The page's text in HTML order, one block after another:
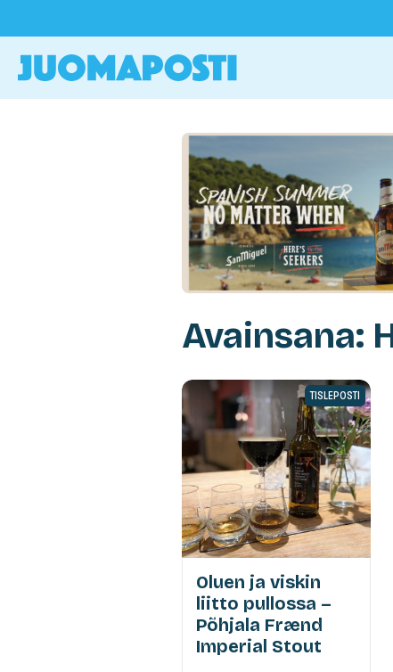
Avainsana:
TISLEPOSTI
Oluen ja viskin
liitto pullossa –
Põhjala Frænd
Imperial Stout